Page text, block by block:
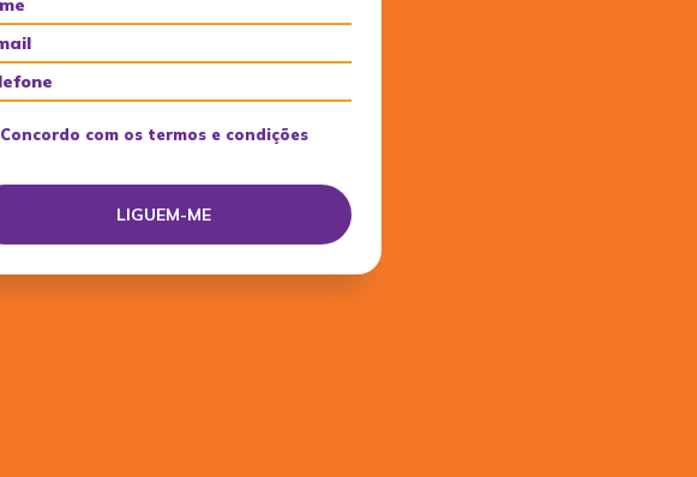
Concordo com os termos e condições